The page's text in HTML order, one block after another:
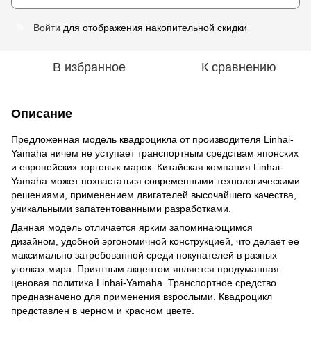
Войти для отображения накопительной скидки
В избранное К сравнению
Описание
Предложенная модель квадроцикла от производителя Linhai-
Yamaha ничем не уступает транспортным средствам японских
и европейских торговых марок. Китайская компания Linhai-
Yamaha может похвастаться современными технологическими
решениями, применением двигателей высочайшего качества,
уникальными запатентованными разработками.
Данная модель отличается ярким запоминающимся
дизайном, удобной эргономичной конструкцией, что делает ее
максимально затребованной среди покупателей в разных
уголках мира. Приятным акцентом является продуманная
ценовая политика Linhai-Yamaha. Транспортное средство
предназначено для применения взрослыми. Квадроцикл
представлен в черном и красном цвете.